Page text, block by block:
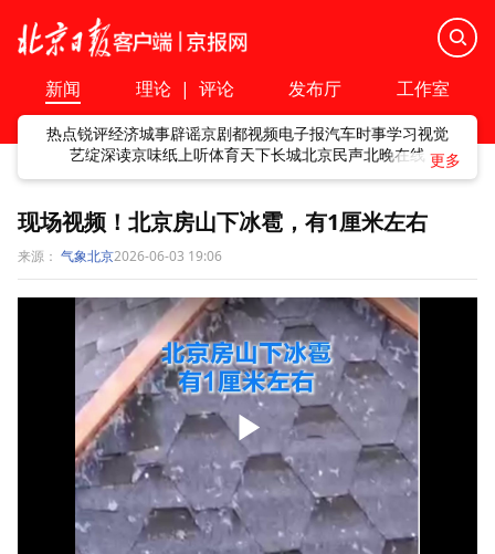
新闻 理论 | 评论 发布厅 工作室
热点锐评经济城事辟谣京剧都视频电子报汽车时事学习视觉
艺绽深读京味纸上听体育天下长城北京民声北晚在线
现场视频！北京房山下冰雹，有1厘米左右
来源： 气象北京2026-06-03 19:06